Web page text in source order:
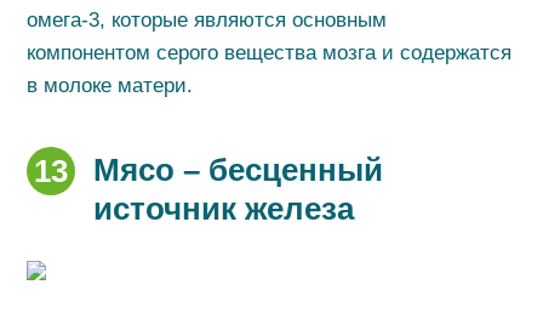
омега-3, которые являются основным
компонентом серого вещества мозга и содержатся
в молоке матери.
13
Мясо – бесценный
источник железа